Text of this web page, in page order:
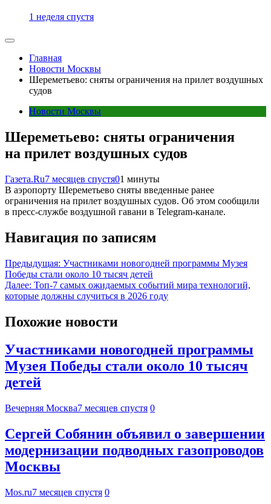
1 неделя спустя
Главная
Новости Москвы
Шереметьево: сняты ограничения на прилет воздушных
судов
Новости Москвы
Шереметьево: сняты ограничения
на прилет воздушных судов
Газета.Ru7 месяцев спустя01 минуты
В аэропорту Шереметьево сняты введенные ранее
ограничения на прилет воздушных судов. Об этом сообщили
в пресс-службе воздушной гавани в Telegram-канале.
Навигация по записям
Предыдущая: Участниками новогодней программы Музея
Победы стали около 10 тысяч детей
Далее: Топ-7 самых ожидаемых событий мира технологий,
которые должны случиться в 2026 году
Похожие новости
Участниками новогодней программы
Музея Победы стали около 10 тысяч
детей
Вечерняя Москва7 месяцев спустя 0
Сергей Собянин объявил о завершении
модернизации подводных газопроводов
Москвы
Mos.ru7 месяцев спустя 0